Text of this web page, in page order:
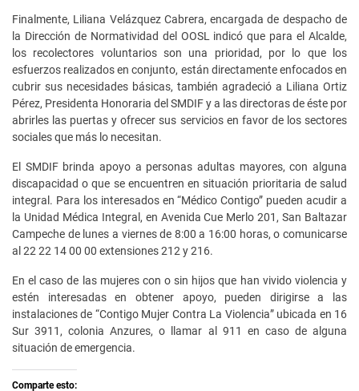
Finalmente, Liliana Velázquez Cabrera, encargada de despacho de
la Dirección de Normatividad del OOSL indicó que para el Alcalde,
los recolectores voluntarios son una prioridad, por lo que los
esfuerzos realizados en conjunto, están directamente enfocados en
cubrir sus necesidades básicas, también agradeció a Liliana Ortiz
Pérez, Presidenta Honoraria del SMDIF y a las directoras de éste por
abrirles las puertas y ofrecer sus servicios en favor de los sectores
sociales que más lo necesitan.
El SMDIF brinda apoyo a personas adultas mayores, con alguna
discapacidad o que se encuentren en situación prioritaria de salud
integral. Para los interesados en “Médico Contigo” pueden acudir a
la Unidad Médica Integral, en Avenida Cue Merlo 201, San Baltazar
Campeche de lunes a viernes de 8:00 a 16:00 horas, o comunicarse
al 22 22 14 00 00 extensiones 212 y 216.
En el caso de las mujeres con o sin hijos que han vivido violencia y
estén interesadas en obtener apoyo, pueden dirigirse a las
instalaciones de “Contigo Mujer Contra La Violencia” ubicada en 16
Sur 3911, colonia Anzures, o llamar al 911 en caso de alguna
situación de emergencia.
Comparte esto: